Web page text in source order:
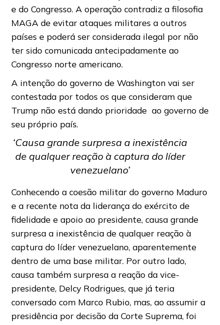
e do Congresso. A operação contradiz a filosofia
MAGA de evitar ataques militares a outros
países e poderá ser considerada ilegal por não
ter sido comunicada antecipadamente ao
Congresso norte americano.
A intenção do governo de Washington vai ser
contestada por todos os que consideram que
Trump não está dando prioridade ao governo de
seu próprio país.
‘Causa grande surpresa a inexistência
de qualquer reação à captura do líder
venezuelano’
Conhecendo a coesão militar do governo Maduro
e a recente nota da liderança do exército de
fidelidade e apoio ao presidente, causa grande
surpresa a inexistência de qualquer reação à
captura do líder venezuelano, aparentemente
dentro de uma base militar. Por outro lado,
causa também surpresa a reação da vice-
presidente, Delcy Rodrigues, que já teria
conversado com Marco Rubio, mas, ao assumir a
presidência por decisão da Corte Suprema, foi